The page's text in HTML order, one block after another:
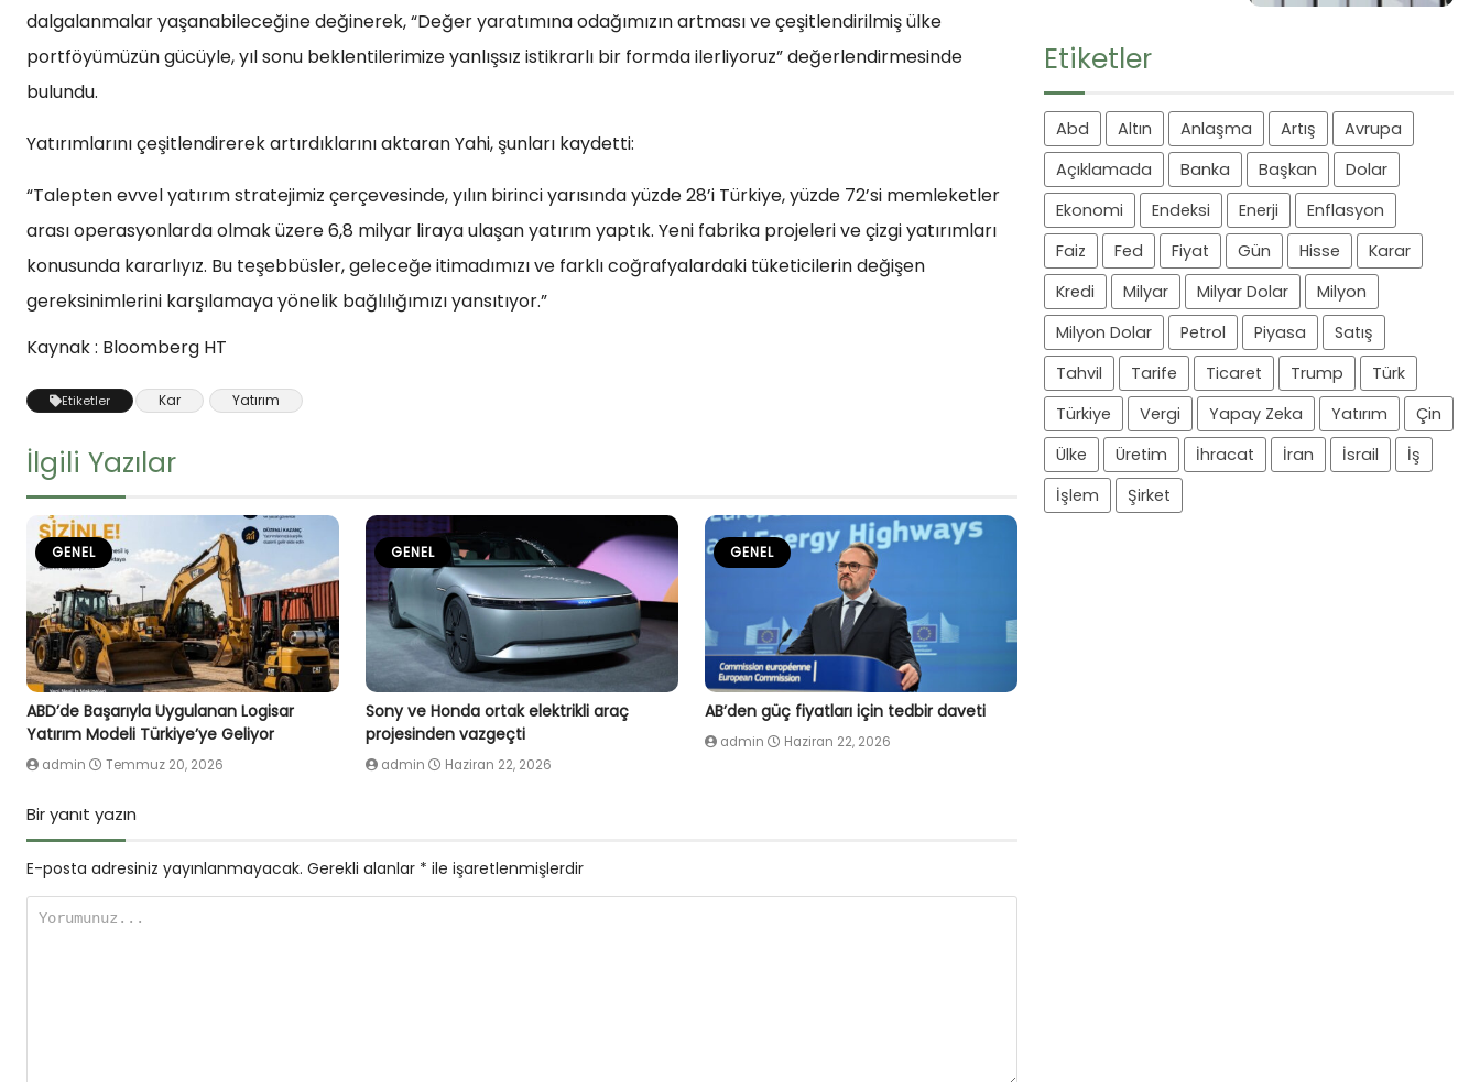
dalgalanmalar yaşanabileceğine değinerek, “Değer yaratımına odağımızın artması ve çeşitlendirilmiş ülke
portföyümüzün gücüyle, yıl sonu beklentilerimize yanlışsız istikrarlı bir formda ilerliyoruz” değerlendirmesinde
bulundu.
Yatırımlarını çeşitlendirerek artırdıklarını aktaran Yahi, şunları kaydetti:
“Talepten evvel yatırım stratejimiz çerçevesinde, yılın birinci yarısında yüzde 28’i Türkiye, yüzde 72’si memleketler
arası operasyonlarda olmak üzere 6,8 milyar liraya ulaşan yatırım yaptık. Yeni fabrika projeleri ve çizgi yatırımları
konusunda kararlıyız. Bu teşebbüsler, geleceğe itimadımızı ve farklı coğrafyalardaki tüketicilerin değişen
gereksinimlerini karşılamaya yönelik bağlılığımızı yansıtıyor.”
Kaynak : Bloomberg HT
Etiketler Kar Yatırım
İlgili Yazılar
GENEL
ABD’de Başarıyla Uygulanan Logisar
Yatırım Modeli Türkiye’ye Geliyor
admin Temmuz 20, 2026
GENEL
Sony ve Honda ortak elektrikli araç
projesinden vazgeçti
admin Haziran 22, 2026
GENEL
AB’den güç fiyatları için tedbir daveti
admin Haziran 22, 2026
Bir yanıt yazın
E-posta adresiniz yayınlanmayacak. Gerekli alanlar * ile işaretlenmişlerdir
Etiketler
Abd Altın Anlaşma Artış
Avrupa
Açıklamada
Banka Başkan
Dolar
Ekonomi
Endeksi Enerji
Enflasyon
Faiz
Fed Fiyat Gün Hisse
Karar
Kredi
Milyar Milyar Dolar
Milyon
Milyon Dolar
Petrol Piyasa
Satış
Tahvil
Tarife Ticaret Trump
Türk
Türkiye
Vergi Yapay Zeka Yatırım
Çin
Ülke
Üretim İhracat İran İsrail
İş
İşlem
Şirket